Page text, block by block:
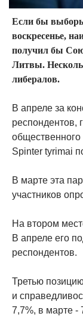
Если бы
воскресенье,
получил бы
Литвы.
либералов.
В апреле за
респондентов,
Spinter tyrimai
В марте эта
участников
На втором
В апреле его
респондентов.
Третью
и
7,7%, в марте -